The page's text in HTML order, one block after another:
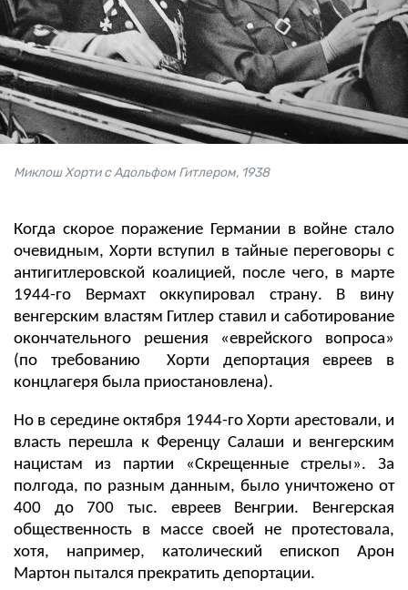
Миклош Хорти с Адольфом Гитлером, 1938
Когда скорое поражение Германии в войне стало
очевидным, Хорти вступил в тайные переговоры с
антигитлеровской коалицией, после чего, в марте
1944-го Вермахт оккупировал страну. В вину
венгерским властям Гитлер ставил и саботирование
окончательного решения «еврейского вопроса»
(по требованию Хорти депортация евреев в
концлагеря была приостановлена).
Но в середине октября 1944-го Хорти арестовали, и
власть перешла к Ференцу Салаши и венгерским
нацистам из партии «Скрещенные стрелы». За
полгода, по разным данным, было уничтожено от
400 до 700 тыс. евреев Венгрии. Венгерская
общественность в массе своей не протестовала,
хотя, например, католический епископ Арон
Мартон пытался прекратить депортации.